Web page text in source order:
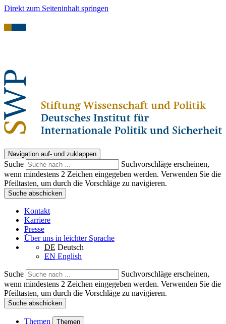
Direkt zum Seiteninhalt springen
Navigation auf- und zuklappen
Suche
Suchvorschläge erscheinen,
wenn mindestens 2 Zeichen eingegeben werden. Verwenden Sie die
Pfeiltasten, um durch die Vorschläge zu navigieren.
Suche abschicken
Kontakt
Karriere
Presse
Über uns in leichter Sprache
DE Deutsch
EN English
Suche
Suchvorschläge erscheinen,
wenn mindestens 2 Zeichen eingegeben werden. Verwenden Sie die
Pfeiltasten, um durch die Vorschläge zu navigieren.
Suche abschicken
Themen
Themen